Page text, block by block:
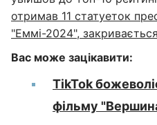
отримав 11 статуеток
"Еммі-2024",
Вас може зацікавити:
TikTok
фільму